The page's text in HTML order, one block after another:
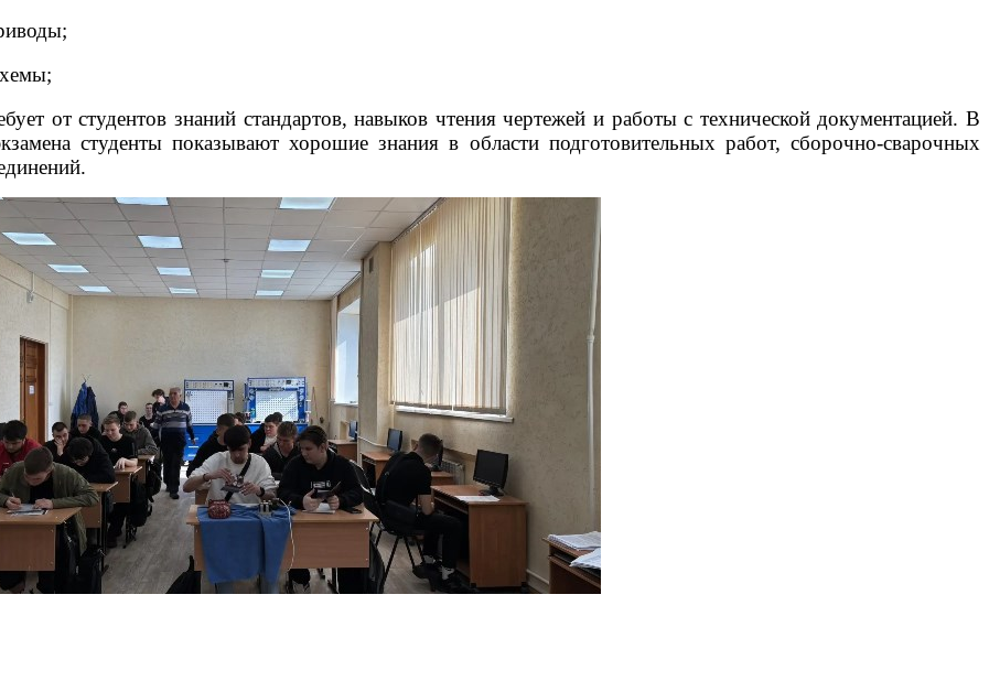
от студентов знаний стандартов, навыков чтения чертежей и работы с технической документацией. В
студенты показывают хорошие знания в области подготовительных работ, сборочно-сварочных